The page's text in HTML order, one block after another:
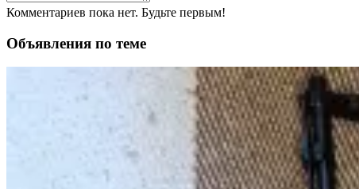
Комментариев пока нет. Будьте первым!
Объявления по теме